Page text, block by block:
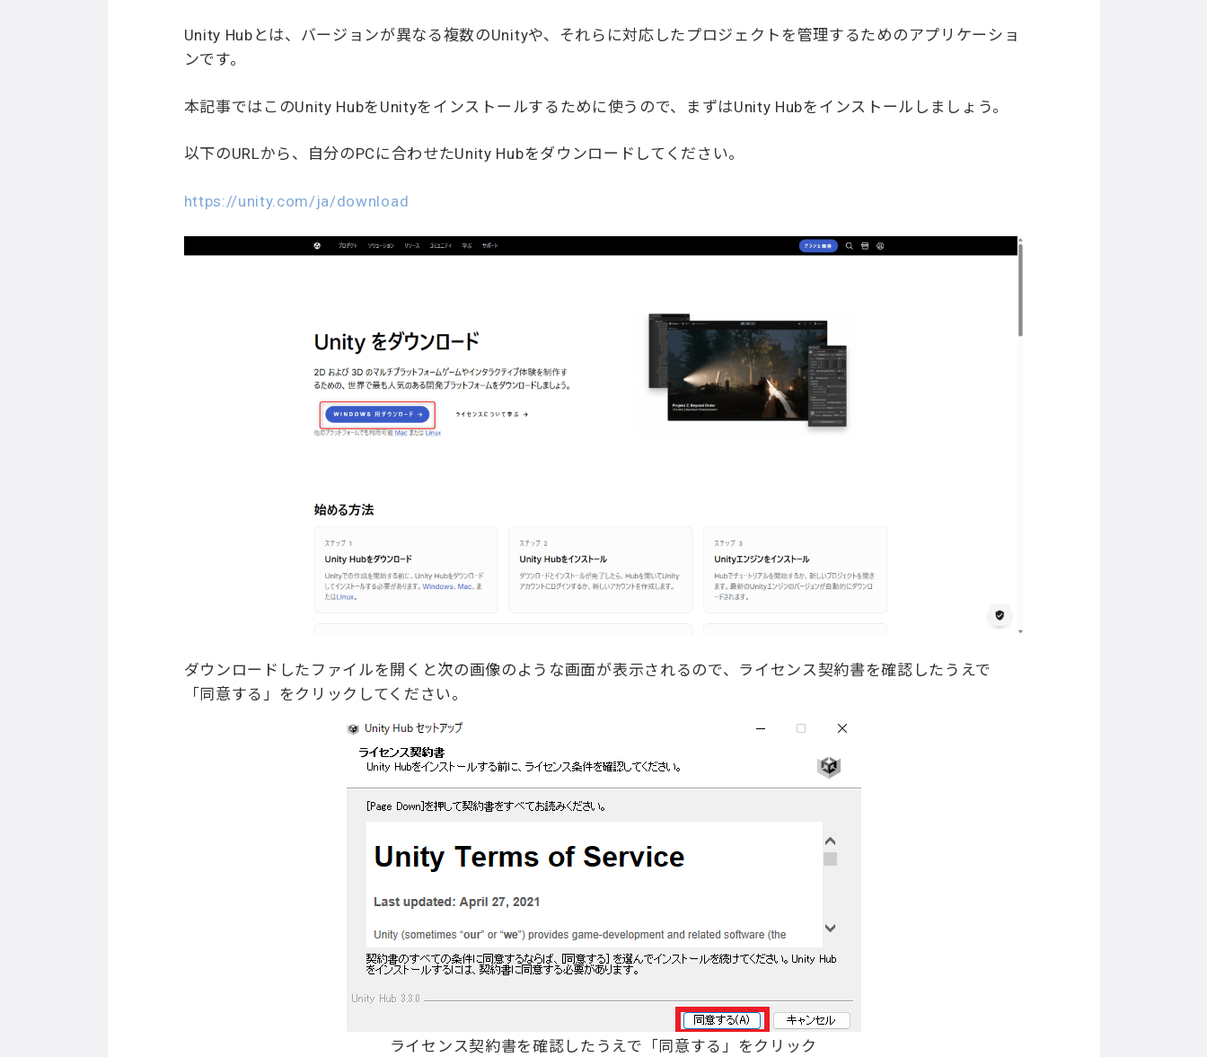
Unity Hubとは、バージョンが異なる複数のUnityや、それらに対応したプロジェクトを管理するためのアプリケーショ
ンです。
本記事ではこのUnity HubをUnityをインストールするために使うので、まずはUnity Hubをインストールしましょう。
以下のURLから、自分のPCに合わせたUnity Hubをダウンロードしてください。
https://unity.com/ja/download
ダウンロードしたファイルを開くと次の画像のような画面が表示されるので、ライセンス契約書を確認したうえで
「同意する」をクリックしてください。
ライセンス契約書を確認したうえで「同意する」をクリック